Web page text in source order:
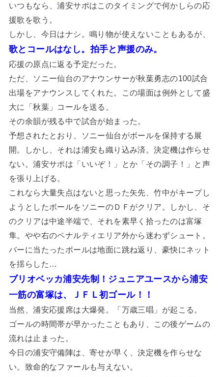
いつもなら、浦安サポはこのタイミングで何かしらの応
援歌を歌う。
しかし、今日はナシ。鳴り物が使えないこともあるが、
歌とコールはなし。拍手と声援のみ。
応援の原点に返る予定だった。
ただ、ソニー仙台のアナウンサーが秋葉勇志の100試合
出場をアナウンスしてくれた。この場面は例外として盛
大に「秋葉」コールを送る。
その余韻が残る中で試合が始まった。
予想されたとおり、ソニー仙台がボールを保持する展
開。しかし、それは浦安も織り込み済。決定機は作らせ
ない。浦安サポは「いいぞ！」とか「その調子！」と声
を張り上げる。
これなら大量失点はないと思った矢先、竹中がキープし
ようとしたボールをソニーのＤＦがクリア。しかし、そ
のクリアは中途半端で、それを素早く拾ったのは富塚
隼。やや右のペナルティエリア外から迷わずシュート。
バーに当たったボールは地面に跳ね返り、豪快にネット
を揺らした…
ブリオベッカ浦安先制！ジュニアユースから浦安
一筋の富塚は、ＪＦＬ初ゴール！！
当然、浦安応援席は大爆発。「万歳三唱」が起こる。
ゴールの時間帯が早かったこともあり、この後ゲームの
流れは止まった。
今日の浦安守備陣は、寄せが早く、決定機を作らせな
い。致命的なファールも与えない。